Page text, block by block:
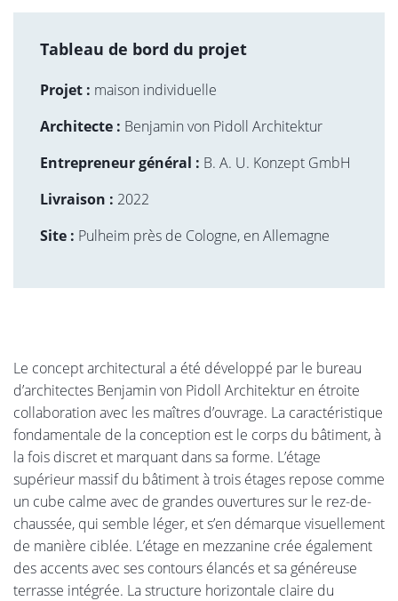
Tableau de bord du projet
Projet : maison individuelle
Architecte : Benjamin von Pidoll Architektur
Entrepreneur général : B. A. U. Konzept GmbH
Livraison : 2022
Site : Pulheim près de Cologne, en Allemagne
Le concept architectural a été développé par le bureau
d’architectes Benjamin von Pidoll Architektur en étroite
collaboration avec les maîtres d’ouvrage. La caractéristique
fondamentale de la conception est le corps du bâtiment, à
la fois discret et marquant dans sa forme. L’étage
supérieur massif du bâtiment à trois étages repose comme
un cube calme avec de grandes ouvertures sur le rez-de-
chaussée, qui semble léger, et s’en démarque visuellement
de manière ciblée. L’étage en mezzanine crée également
des accents avec ses contours élancés et sa généreuse
terrasse intégrée. La structure horizontale claire du